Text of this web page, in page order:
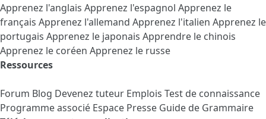
Apprenez l'anglais Apprenez l'espagnol Apprenez le
français Apprenez l'allemand Apprenez l'italien Apprenez le
portugais Apprenez le japonais Apprendre le chinois
Apprenez le coréen Apprenez le russe
Ressources
Forum Blog Devenez tuteur Emplois Test de connaissance
Programme associé Espace Presse Guide de Grammaire